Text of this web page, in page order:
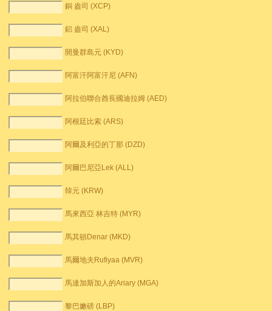
銅 盎司 (XCP)
鋁 盎司 (XAL)
開曼群島元 (KYD)
阿富汗阿富汗尼 (AFN)
阿拉伯聯合酋長國迪拉姆 (AED)
阿根廷比索 (ARS)
阿爾及利亞的丁那 (DZD)
阿爾巴尼亞Lek (ALL)
韓元 (KRW)
馬來西亞 林吉特 (MYR)
馬其頓Denar (MKD)
馬爾地夫Rufiyaa (MVR)
馬達加斯加人的Ariary (MGA)
黎巴嫩磅 (LBP)